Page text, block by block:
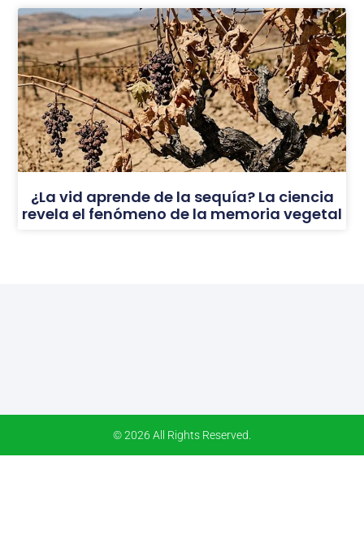
¿La vid aprende de la sequía? La ciencia
revela el fenómeno de la memoria vegetal
© 2026 All Rights Reserved.